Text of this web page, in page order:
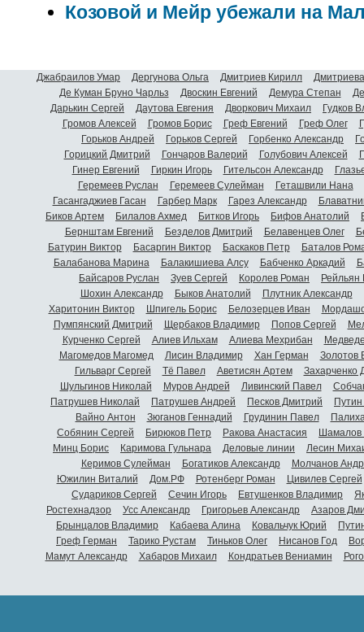
Козовой и Мейр убежали на
Джабраилов Умар Дергунова Ольга Дмитриев Кирилл
Де Куман Бруно Чарльз
Двоскин Евгений Демура Степан
Дарькин Сергей
Даутова Евгения Дворкович Михаил
Гудков
Громов Алексей
Громов Борис Греф Евгений Греф Олег
Горьков Андрей
Горьков Сергей Горбенко Александр
Горицкий Дмитрий
Гончаров Валерий Голубович Алексей
Гинер Евгений
Гиркин Игорь Гительсон Александр
Геремеев Руслан
Геремеев Сулейман
Геташвили Нана
Гасангаджиев Гасан
Гарбер Марк Гарез Александр
Биков Артем
Билалов Ахмед Битков Игорь Бифов Анатолий
Бернштам Евгений
Безделов Дмитрий Белавенцев Олег
Батурин Виктор
Басаргин Виктор Баскаков Петр
Баталов
Балабанова Марина
Балакишиева Алсу Бабченко Аркадий
Байсаров Руслан
Зуев Сергей Королев Роман
Шохин Александр
Быков Анатолий Плутник Александр
Харитонин Виктор
Шпигель Борис Белозерцев Иван
Пумпянский Дмитрий
Щербаков Владимир Попов Сергей
Курченко Сергей
Алиев Ильхам Алиева Мехрибан
Магомедов Магомед
Лисин Владимир Хан Герман
Золотов
Гильварг Сергей
Тё Павел Аветисян Артем
Захарченко
Шульгинов Николай
Муров Андрей Ливинский Павел
Патрушев Николай
Патрушев Андрей Песков Дмитрий
Вайно Антон
Зюганов Геннадий Грудинин Павел
Собянин Сергей
Бирюков Петр Ракова Анастасия
Шамалов
Минц Борис
Каримова Гульнара Деловые линии
Лесин
Керимов Сулейман
Богатиков Александр
Молчанов
Южилин Виталий
Дом.РФ Ротенберг Роман
Цивилев Сергей
Судариков Сергей
Сечин Игорь Евтушенков Владимир
Ростехнадзор
Усс Александр Григорьев Александр
Азаров
Брынцалов Владимир
Кабаева Алина Ковальчук Юрий
Греф Герман
Тарико Рустам Тиньков Олег Нисанов Год
Мамут Александр
Хабаров Михаил Кондратьев Вениамин